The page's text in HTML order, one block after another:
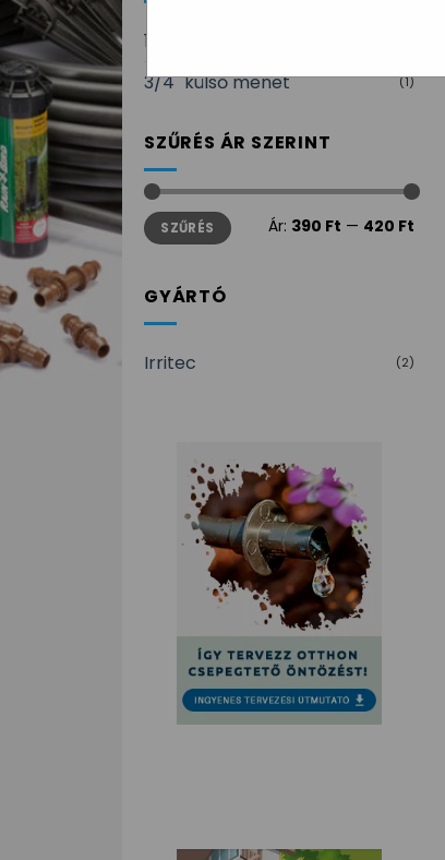
1/2" külső menet
3/4" külső menet (1)
SZŰRÉS ÁR SZERINT
Min
ár
Max
ár SZŰRÉS Ár: 390 Ft — 420 Ft
GYÁRTÓ
Irritec (2)